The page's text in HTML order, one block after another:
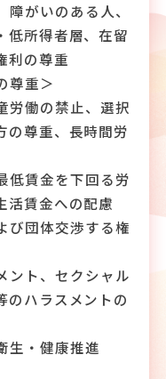
障がいのある人、
低所得者層、在留
利の尊重
尊重＞
労働の禁止、選択
の尊重、長時間労
低賃金を下回る労
活賃金への配慮
び団体交渉する権
ント、セクシャル
のハラスメントの
生・健康推進